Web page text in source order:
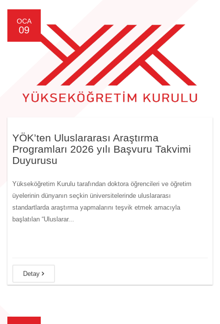
OCA
09
YÖK’ten Uluslararası Araştırma
Programları 2026 yılı Başvuru Takvimi
Duyurusu
Yükseköğretim Kurulu tarafından doktora öğrencileri ve öğretim
üyelerinin dünyanın seçkin üniversitelerinde uluslararası
standartlarda araştırma yapmalarını teşvik etmek amacıyla
başlatılan “Uluslarar...
Detay